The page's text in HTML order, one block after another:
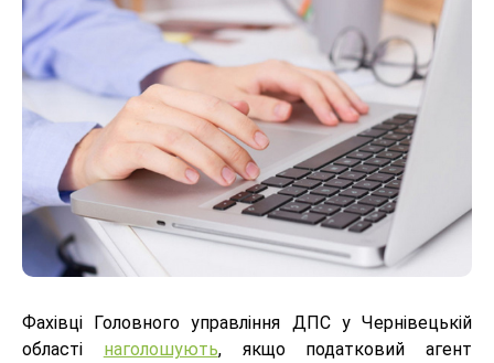
Фахівці Головного управління ДПС у Чернівецькій
області наголошують, якщо податковий агент